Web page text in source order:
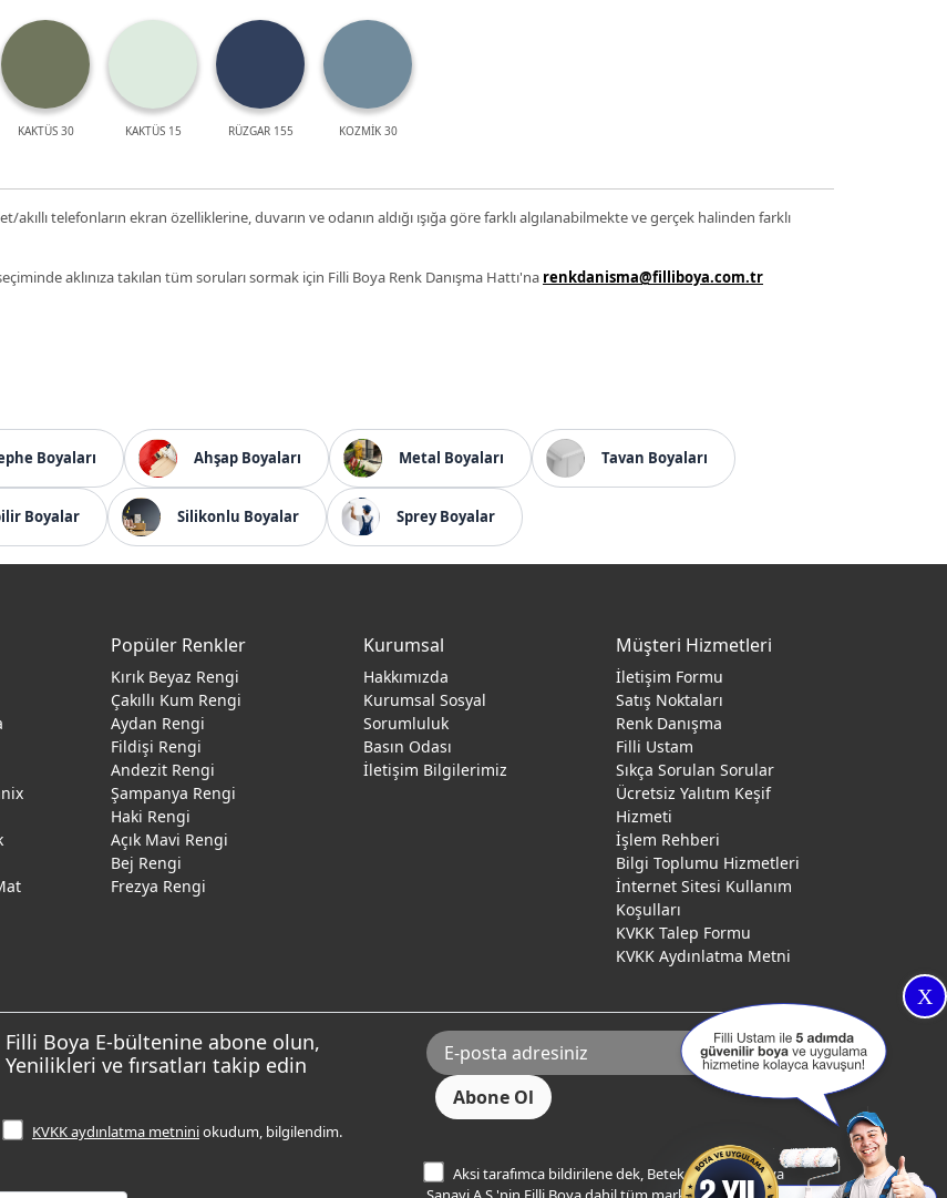
KAKTÜS 30 KAKTÜS 15 RÜZGAR 155 KOZMİK 30
akıllı telefonların ekran özelliklerine, duvarın ve odanın aldığı ışığa göre farklı algılanabilmekte ve gerçek halinden farklı
aklınıza takılan tüm soruları sormak için Filli Boya Renk Danışma Hattı'na renkdanisma@filliboya.com.tr
Boyaları Ahşap Boyaları Metal Boyaları Tavan Boyaları
Boyalar Silikonlu Boyalar Sprey Boyalar
X
Popüler Renkler
Kırık Beyaz Rengi
Çakıllı Kum Rengi
Aydan Rengi
Fildişi Rengi
Andezit Rengi
Şampanya Rengi
Haki Rengi
Açık Mavi Rengi
Bej Rengi
Frezya Rengi
Kurumsal
Hakkımızda
Kurumsal Sosyal
Sorumluluk
Basın Odası
İletişim Bilgilerimiz
Müşteri Hizmetleri
İletişim Formu
Satış Noktaları
Renk Danışma
Filli Ustam
Sıkça Sorulan Sorular
Ücretsiz Yalıtım Keşif
Hizmeti
İşlem Rehberi
Bilgi Toplumu Hizmetleri
İnternet Sitesi Kullanım
Koşulları
KVKK Talep Formu
KVKK Aydınlatma Metni
Filli Boya E-bültenine abone olun,
Yenilikleri ve fırsatları takip edin
KVKK aydınlatma metniniokudum, bilgilendim.
Aksi tarafımca bildirilene dek, Betek Boya ve Kimya